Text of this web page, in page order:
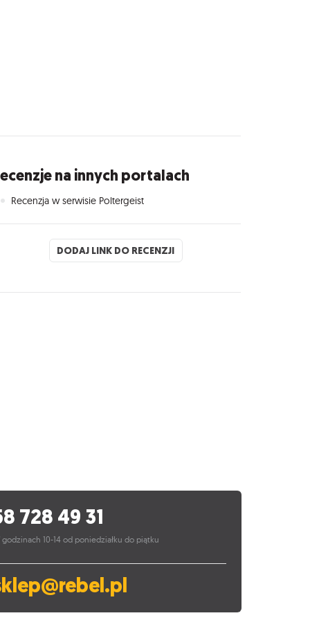
na innych portalach
Recenzja w serwisie Poltergeist
DODAJ LINK DO RECENZJI
728 49 31
godzinach 10-14 od poniedziałku do piątku